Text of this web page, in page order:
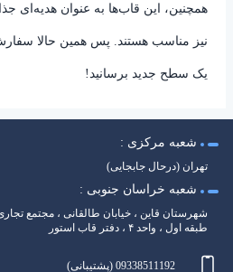
همچنین، این قاب‌ها به عنوان هدیه‌ای
نیز مناسب هستند. پس همین حالا
یک سطح جدید برسانید!
شعبه مرکزی :
تهران (درحال جابجایی)
شعبه خراسان جنوبی :
شهرستان قاین ، خیابان طالقانی ، مجتمع
طبقه اول ، واحد ۴ ، دفتر قاب استور
09338511192 (پشتیبانی)